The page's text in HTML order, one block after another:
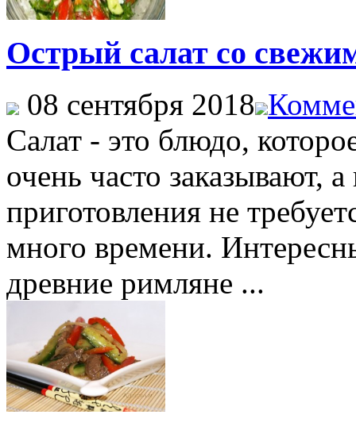
Острый салат со
08 сентября 2018
Салат - это блюдо,
очень часто заказывают,
приготовления не
много времени.
древние римляне ...